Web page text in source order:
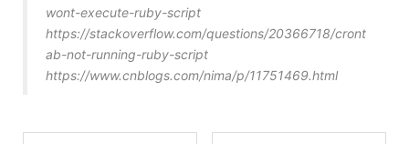
wont-execute-ruby-script
https://stackoverflow.com/questions/20366718/cront
ab-not-running-ruby-script
https://www.cnblogs.com/nima/p/11751469.html